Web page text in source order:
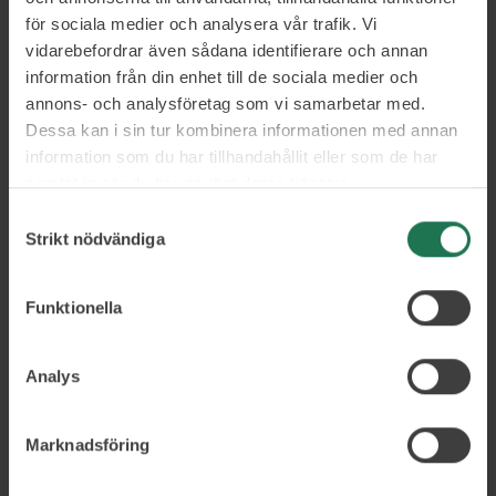
för sociala medier och analysera vår trafik. Vi
vidarebefordrar även sådana identifierare och annan
information från din enhet till de sociala medier och
annons- och analysföretag som vi samarbetar med.
Dessa kan i sin tur kombinera informationen med annan
information som du har tillhandahållit eller som de har
samlat in när du har använt deras tjänster.
Strikt nödvändiga
Funktionella
Analys
Marknadsföring
gjort Per till en vass strategisk rådgivare
som hjälper företag skapa framtidens
varumärken och affärer. Med ett fokus på
att driva förändring och jobba nära
kundens kund utvecklar Per företag och
går från vision till handlingsplan och från
denna väcker.
Några vanliga frågeställningar som Per
morgondagens kunder och arbetskraft,